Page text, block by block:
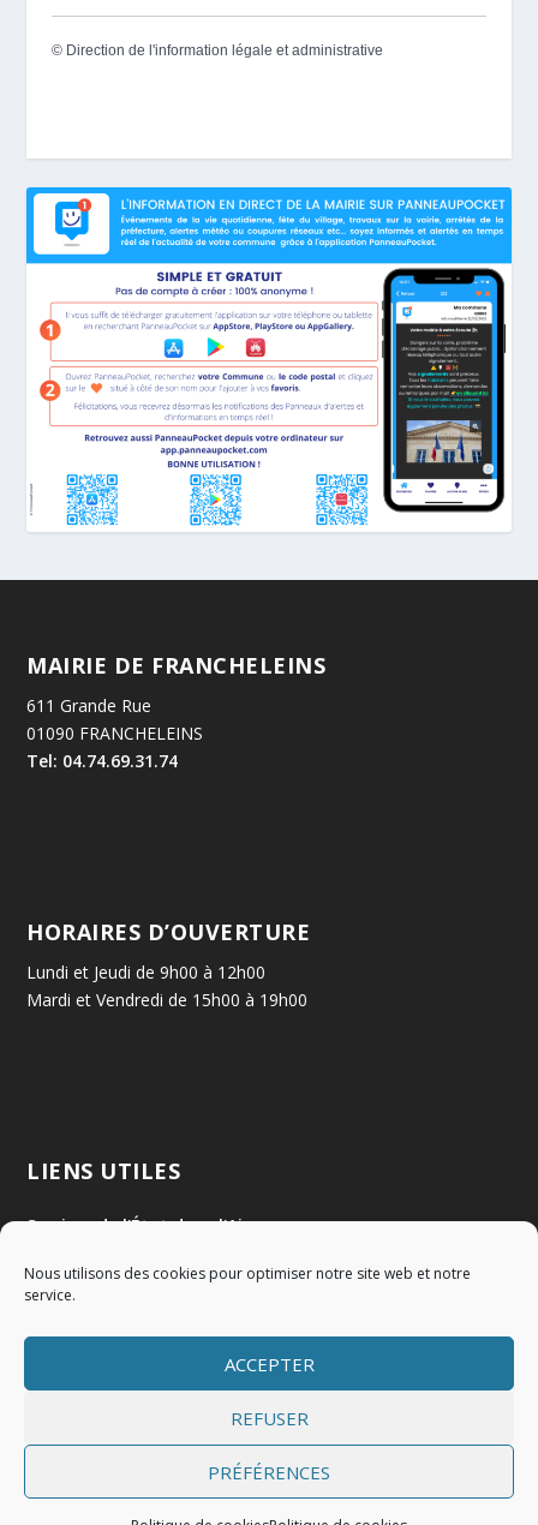
Nous utilisons des cookies pour optimiser notre site web et notre
service.
ACCEPTER
REFUSER
PRÉFÉRENCES
© Direction de l'information légale et administrative
MAIRIE DE FRANCHELEINS
611 Grande Rue
01090 FRANCHELEINS
Tel: 04.74.69.31.74
HORAIRES D’OUVERTURE
Lundi et Jeudi de 9h00 à 12h00
Mardi et Vendredi de 15h00 à 19h00
LIENS UTILES
Services de l'État dans l'Ain
Communauté de Communes Val de Saône Centre
SMIDOM